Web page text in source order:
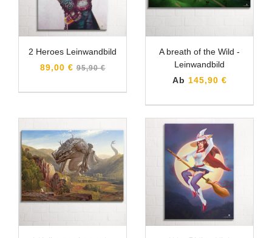
2 Heroes Leinwandbild
89,00 € Normaler
95,90 €
A breath of the Wild -
Leinwandbild
Ab 145,90 €